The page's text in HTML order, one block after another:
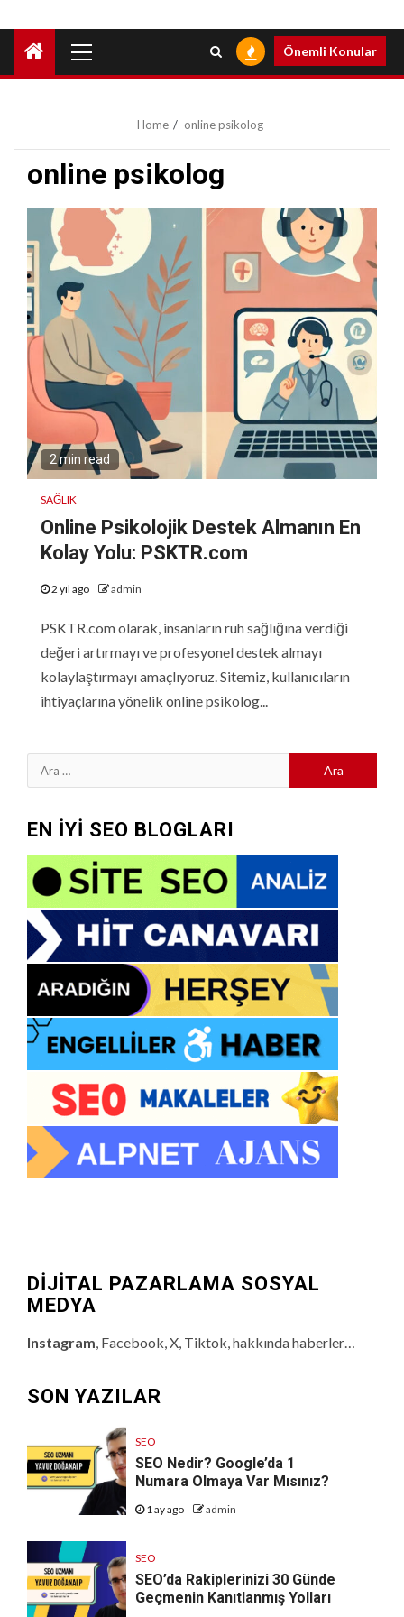
Menu
Önemli Konular
Home online psikolog
online psikolog
2 min read
SAĞLIK
Online Psikolojik Destek Almanın En
Kolay Yolu: PSKTR.com
2 yıl ago admin
PSKTR.com olarak, insanların ruh sağlığına verdiği
değeri artırmayı ve profesyonel destek almayı
kolaylaştırmayı amaçlıyoruz. Sitemiz, kullanıcıların
ihtiyaçlarına yönelik online psikolog...
Arama:
EN İYİ SEO BLOGLARI
DİJİTAL PAZARLAMA SOSYAL
MEDYA
Instagram , Facebook, X, Tiktok, hakkında haberler…
SON YAZILAR
SEO
SEO Nedir? Google’da 1
Numara Olmaya Var Mısınız?
1 ay ago admin
SEO
SEO’da Rakiplerinizi 30 Günde
Geçmenin Kanıtlanmış Yolları